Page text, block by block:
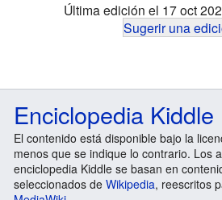
Última edición el 17 oct
Sugerir una
Enciclopedia Kiddle
El contenido está disponible bajo la
menos que se indique lo contrario. Los
enciclopedia Kiddle se basan en
seleccionados de Wikipedia, reescritos